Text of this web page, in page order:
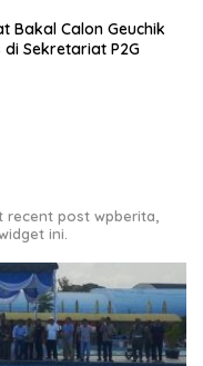
Bakal Calon Geuchik
Sekretariat P2G
recent post wpberita,
ini.